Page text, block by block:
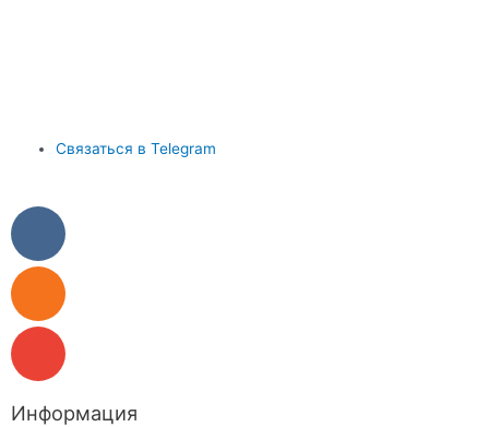
Связаться в Telegram
Информация